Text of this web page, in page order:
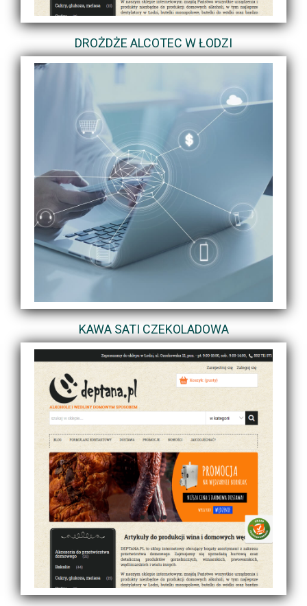
DROŻDŻE ALCOTEC W ŁODZI
KAWA SATI CZEKOLADOWA